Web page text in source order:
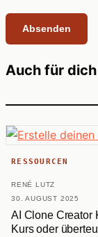
Auch für
RESSOURCEN
RENÉ LUTZ
30. AUGUST 2025
AI Clone Creator
Kurs oder